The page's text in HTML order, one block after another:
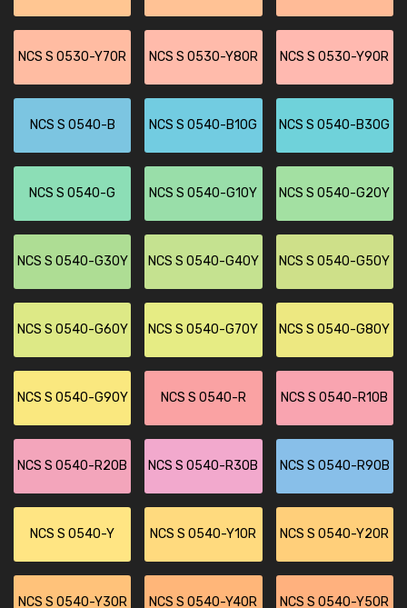
NCS S 0530-Y70R NCS S 0530-Y80R NCS S 0530-Y90R
NCS S 0540-B NCS S 0540-B10G NCS S 0540-B30G
NCS S 0540-G NCS S 0540-G10Y NCS S 0540-G20Y
NCS S 0540-G30Y NCS S 0540-G40Y NCS S 0540-G50Y
NCS S 0540-G60Y NCS S 0540-G70Y NCS S 0540-G80Y
NCS S 0540-G90Y NCS S 0540-R NCS S 0540-R10B
NCS S 0540-R20B NCS S 0540-R30B NCS S 0540-R90B
NCS S 0540-Y NCS S 0540-Y10R NCS S 0540-Y20R
NCS S 0540-Y30R NCS S 0540-Y40R NCS S 0540-Y50R